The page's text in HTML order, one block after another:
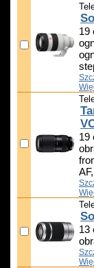
19
19
13